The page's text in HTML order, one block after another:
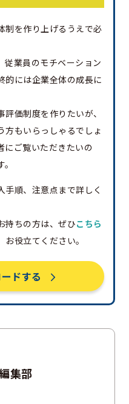
制を作り上げるうえで必
従業員のモチベーション
的には企業全体の成長に
価制度を作りたいが、
もいらっしゃるでしょ
にご覧いただきたいの
順、注意点まで詳しく
持ちの方は、ぜひこちら
役立てください。
ドする
集部